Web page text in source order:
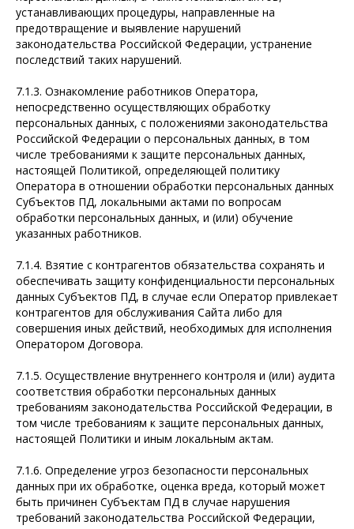
устанавливающих процедуры, направленные на
предотвращение и выявление нарушений
законодательства Российской Федерации, устранение
последствий таких нарушений.
7.1.3. Ознакомление работников Оператора,
непосредственно осуществляющих обработку
персональных данных, с положениями законодательства
Российской Федерации о персональных данных, в том
числе требованиями к защите персональных данных,
настоящей Политикой, определяющей политику
Оператора в отношении обработки персональных данных
Субъектов ПД, локальными актами по вопросам
обработки персональных данных, и (или) обучение
указанных работников.
7.1.4. Взятие с контрагентов обязательства сохранять и
обеспечивать защиту конфиденциальности персональных
данных Субъектов ПД, в случае если Оператор привлекает
контрагентов для обслуживания Сайта либо для
совершения иных действий, необходимых для исполнения
Оператором Договора.
7.1.5. Осуществление внутреннего контроля и (или) аудита
соответствия обработки персональных данных
требованиям законодательства Российской Федерации, в
том числе требованиям к защите персональных данных,
настоящей Политики и иным локальным актам.
7.1.6. Определение угроз безопасности персональных
данных при их обработке, оценка вреда, который может
быть причинен Субъектам ПД в случае нарушения
требований законодательства Российской Федерации,